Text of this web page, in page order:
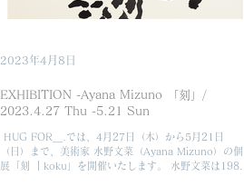
EXHIBITION -Ayana Mizuno 「刻」/
2023.4.27 Thu -5.21 Sun
⁡ HUG FOR＿.では、4月27日（木）から5月21日
（日）まで、美術家 水野文菜（Ayana Mizuno）の個
展「刻 ｜koku」を開催いたします。 水野文菜は1984
2023年4月8日